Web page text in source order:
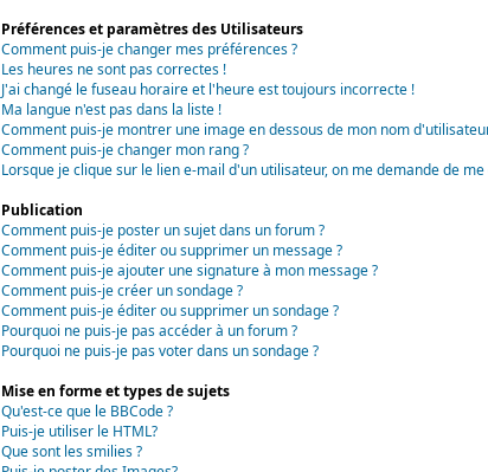
Préférences et paramètres des Utilisateurs
Comment puis-je changer mes préférences ?
Les heures ne sont pas correctes !
J'ai changé le fuseau horaire et l'heure est toujours incorrecte !
Ma langue n'est pas dans la liste !
Comment puis-je montrer une image en dessous de mon nom
Comment puis-je changer mon rang ?
Lorsque je clique sur le lien e-mail d'un utilisateur, on me demande de
Publication
Comment puis-je poster un sujet dans un forum ?
Comment puis-je éditer ou supprimer un message ?
Comment puis-je ajouter une signature à mon message ?
Comment puis-je créer un sondage ?
Comment puis-je éditer ou supprimer un sondage ?
Pourquoi ne puis-je pas accéder à un forum ?
Pourquoi ne puis-je pas voter dans un sondage ?
Mise en forme et types de sujets
Qu'est-ce que le BBCode ?
Puis-je utiliser le HTML?
Que sont les smilies ?